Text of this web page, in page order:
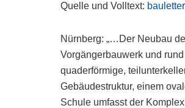
Quelle und Volltext:
Nürnberg: „…Der Neubau
Vorgängerbauwerk und
quaderförmige,
Gebäudestruktur, einem
Schule umfasst der